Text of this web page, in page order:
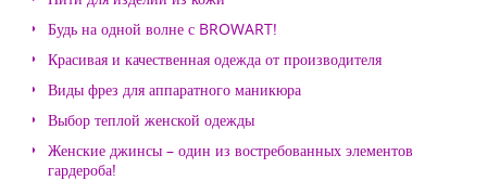
Будь на одной волне с BROWART!
Красивая и качественная одежда от производителя
Виды фрез для аппаратного маникюра
Выбор теплой женской одежды
Женские джинсы – один из востребованных элементов
гардероба!